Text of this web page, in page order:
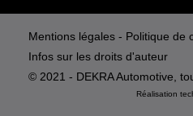
Mentions légales - Politique de
Infos sur les droits d'auteur
© 2021 - DEKRA Automotive,
Réalisation